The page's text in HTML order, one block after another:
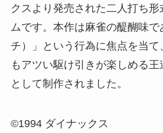
クスより発売された二人打ち
ムです。本作は麻雀の醍醐味
チ）」という行為に焦点を当て
もアツい駆け引きが楽しめる
として制作されました。
©1994 ダイナックス